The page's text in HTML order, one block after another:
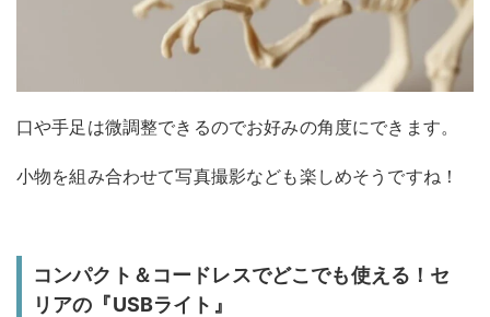
口や手足は微調整できるのでお好みの角度にできます。
小物を組み合わせて写真撮影なども楽しめそうですね！
コンパクト＆コードレスでどこでも使える！セ
リアの『USBライト』